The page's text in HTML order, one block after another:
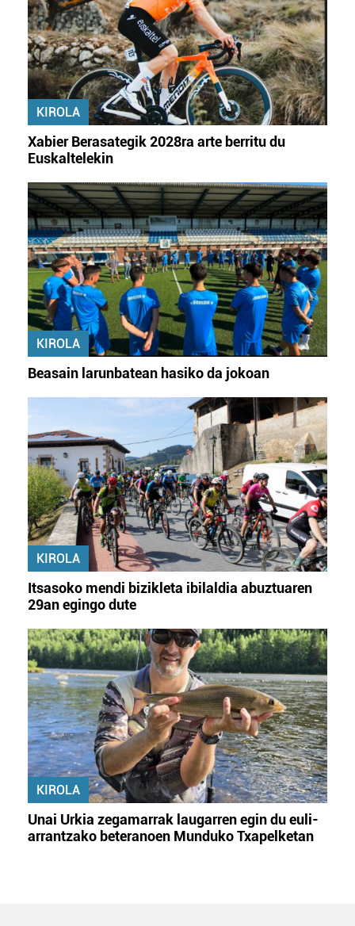
KIROLA
Xabier Berasategik 2028ra arte berritu du
Euskaltelekin
KIROLA
Beasain larunbatean hasiko da jokoan
KIROLA
Itsasoko mendi bizikleta ibilaldia abuztuaren
29an egingo dute
KIROLA
Unai Urkia zegamarrak laugarren egin du euli-
arrantzako beteranoen Munduko Txapelketan